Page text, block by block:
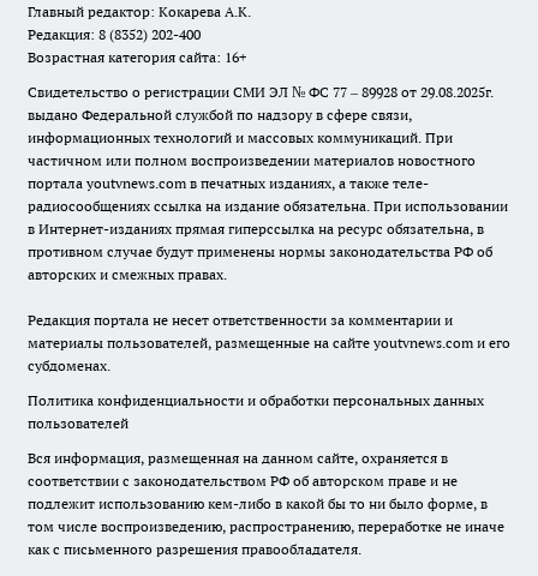
Главный редактор: Кокарева А.К.
Редакция: 8 (8352) 202-400
Возрастная категория сайта: 16+
Свидетельство о регистрации СМИ ЭЛ № ФС 77 – 89928 от 29.08.2025г.
выдано Федеральной службой по надзору в сфере связи,
информационных технологий и массовых коммуникаций. При
частичном или полном воспроизведении материалов новостного
портала youtvnews.com в печатных изданиях, а также теле-
радиосообщениях ссылка на издание обязательна. При использовании
в Интернет-изданиях прямая гиперссылка на ресурс обязательна, в
противном случае будут применены нормы законодательства РФ об
авторских и смежных правах.
Редакция портала не несет ответственности за комментарии и
материалы пользователей, размещенные на сайте youtvnews.com и его
субдоменах.
Политика конфиденциальности и обработки персональных данных
пользователей
Вся информация, размещенная на данном сайте, охраняется в
соответствии с законодательством РФ об авторском праве и не
подлежит использованию кем-либо в какой бы то ни было форме, в
том числе воспроизведению, распространению, переработке не иначе
как с письменного разрешения правообладателя.